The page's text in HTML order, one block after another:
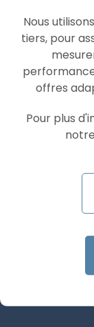
Ainsi, les
directe à
La
chaque
dans la
N’hésitez
et
Nous
tiers, pour
offres
Pour plus
notre